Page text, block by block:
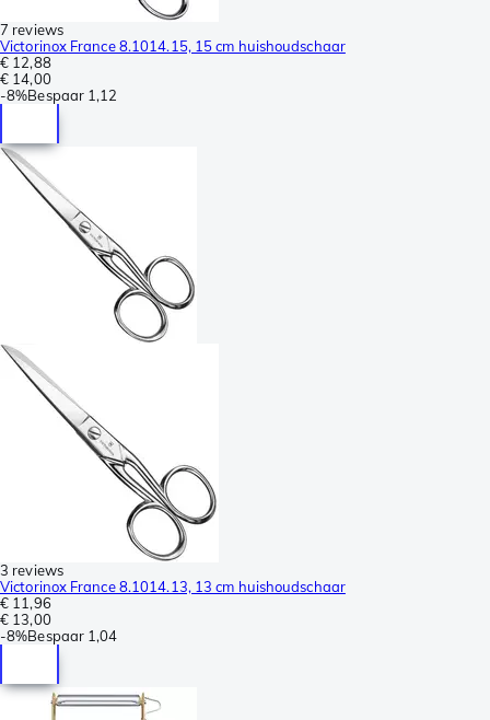
7 reviews
Victorinox France 8.1014.15, 15 cm huishoudschaar
€ 12,88
€ 14,00
-8%Bespaar 1,12
3 reviews
Victorinox France 8.1014.13, 13 cm huishoudschaar
€ 11,96
€ 13,00
-8%Bespaar 1,04